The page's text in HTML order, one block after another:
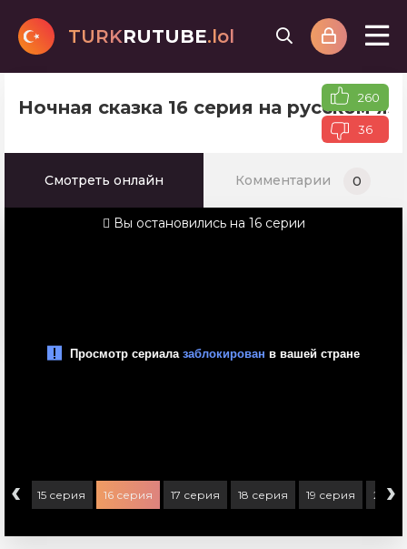
TURKRUTUBE.lol
Ночная сказка 16 серия на русском
260
36
Смотреть онлайн Комментарии 0
Вы остановились на 16 серии
‹ 15 серия 16 серия 17 серия 18 серия 19 серия 20›